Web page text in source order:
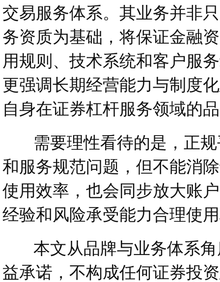
交易服务体系。其业务并非
务资质为基础，将保证金融
用规则、技术系统和客户服
更强调长期经营能力与制度
自身在证券杠杆服务领域的
需要理性看待的是，正规
和服务规范问题，但不能消
使用效率，也会同步放大账
经验和风险承受能力合理使
本文从品牌与业务体系角
益承诺，不构成任何证券投